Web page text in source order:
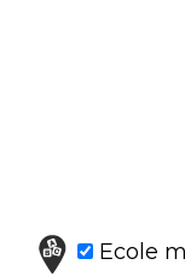
Ecole